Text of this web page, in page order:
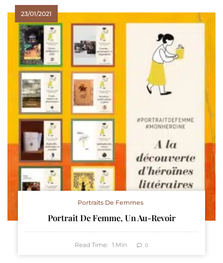
23/01/2021
Portraits De Femmes
Portrait De Femme, Un Au-Revoir
Read Time: 1 Min 0